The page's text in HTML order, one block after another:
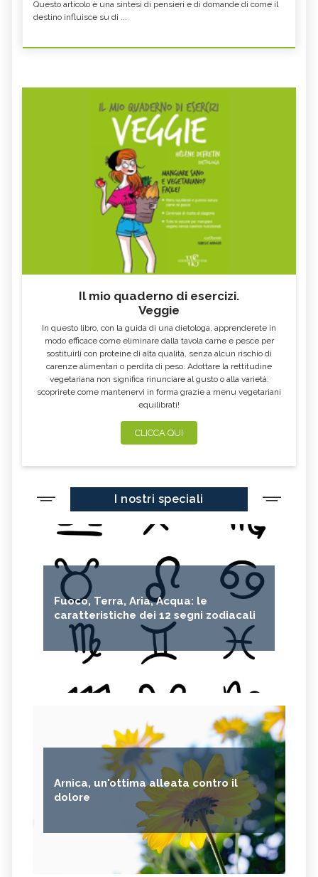
Questo articolo è una sintesi di pensieri e di domande di come il
destino influisce su di ...
Il mio quaderno di esercizi.
Veggie
In questo libro, con la guida di una dietologa, apprenderete in
modo efficace come eliminare dalla tavola carne e pesce per
sostituirli con proteine di alta qualità, senza alcun rischio di
carenze alimentari o perdita di peso. Adottare la rettitudine
vegetariana non significa rinunciare al gusto o alla varietà:
scoprirete come mantenervi in forma grazie a menu vegetariani
equilibrati!
CLICCA QUI
I nostri speciali
Fuoco, Terra, Aria, Acqua: le
caratteristiche dei 12 segni zodiacali
Arnica, un'ottima alleata contro il
dolore